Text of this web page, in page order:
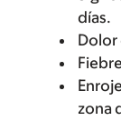
días.
Dolor
zona